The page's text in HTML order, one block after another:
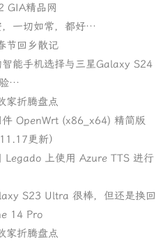
GIA精品网
，一切如常，都好…
节回乡散记
能手机选择与三星Galaxy S24
…
家折腾盘点
件 OpenWrt (x86_x64) 精简版
更新）
Legado 上使用 Azure TTS 进行
S23 Ultra 很棒，但还是换回
14 Pro
家折腾盘点